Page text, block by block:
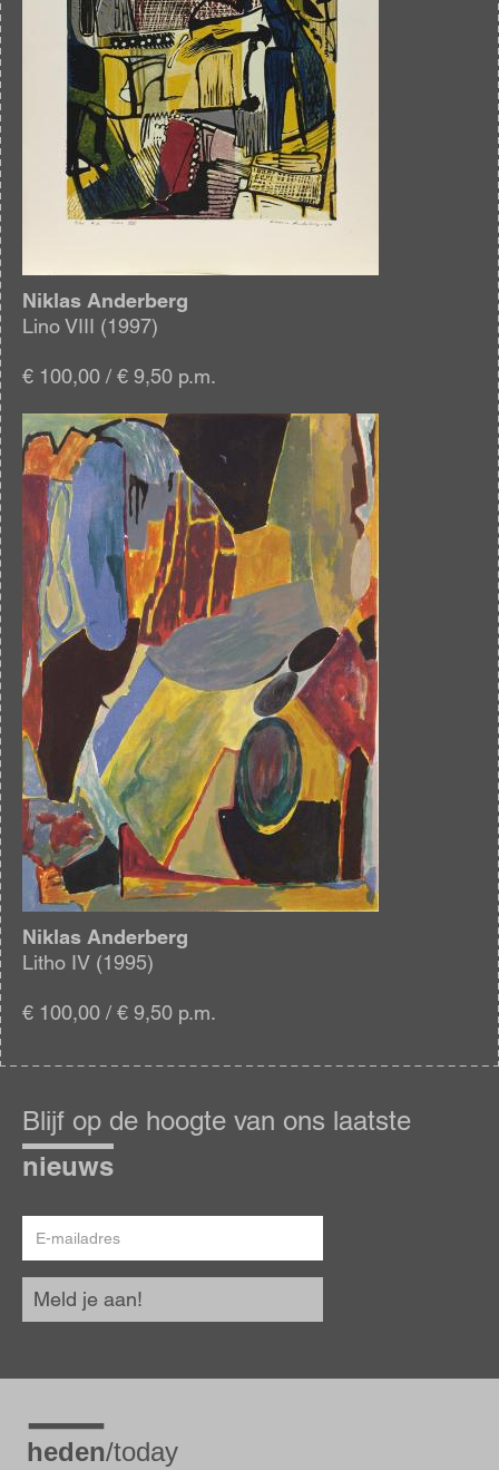
Niklas Anderberg
Lino VIII (1997)
€ 100,00 / € 9,50 p.m.
Afbeelding
Niklas Anderberg
Litho IV (1995)
€ 100,00 / € 9,50 p.m.
op
de
hoogte
Blijf op de hoogte van ons laatste
nieuws
mailadres
Meld je aan!